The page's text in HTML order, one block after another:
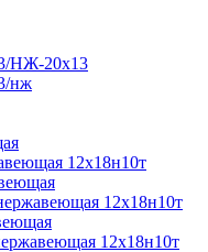
НЖ-20х13
нж
12х18н10т
12х18н10т
12х18н10т